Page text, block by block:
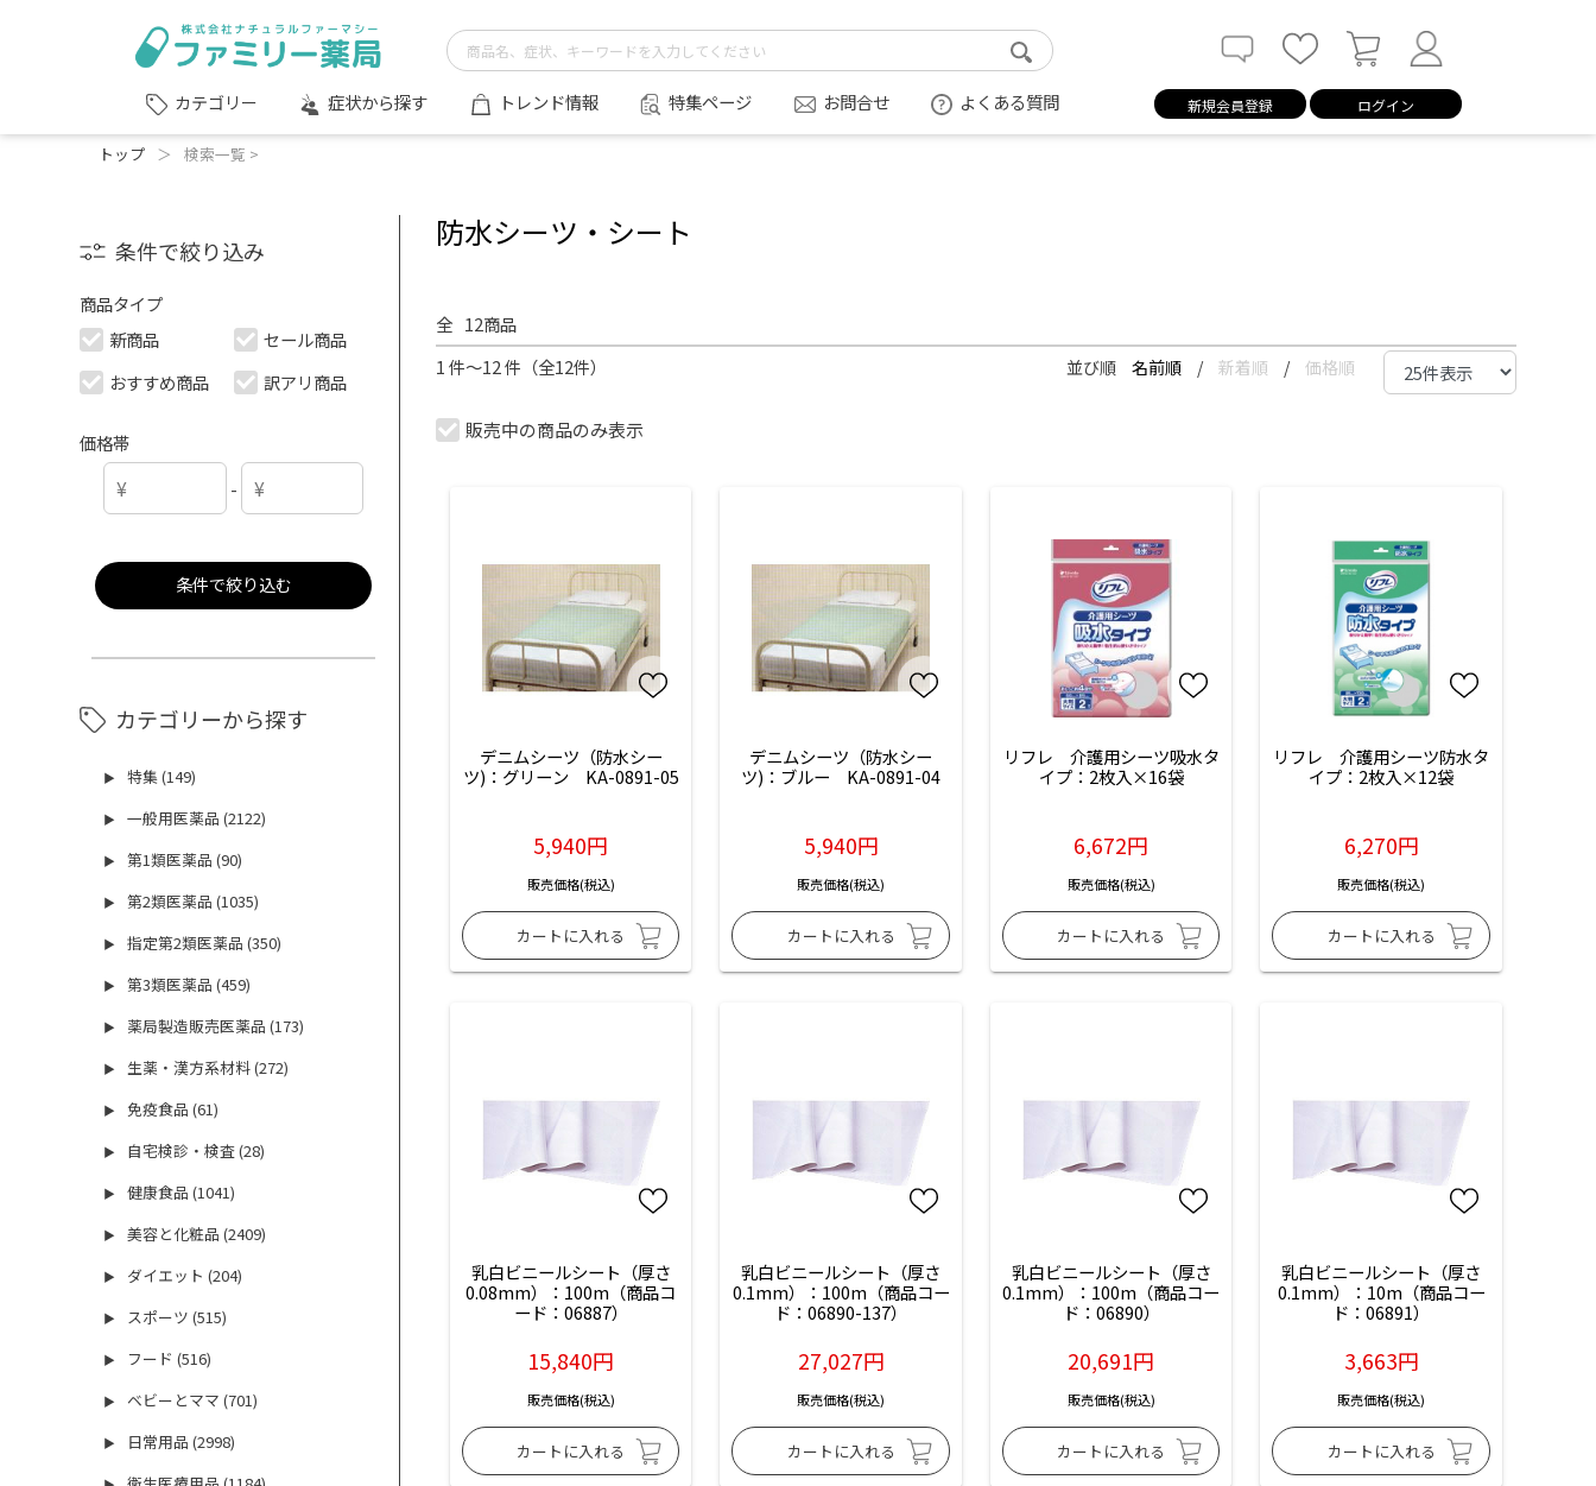
カテゴリー 症状から探す トレンド情報 特集ページ お問合せ よくある質問 新規会員登録 ログイン
トップ ＞ 検索一覧 >
条件で絞り込み
商品タイプ
新商品
セール商品
おすすめ商品
訳アリ商品
価格帯
-
条件で絞り込む
カテゴリーから探す
▶ 特集 (149)
▶ 一般用医薬品 (2122)
▶ 第1類医薬品 (90)
▶ 第2類医薬品 (1035)
▶ 指定第2類医薬品 (350)
▶ 第3類医薬品 (459)
▶ 薬局製造販売医薬品 (173)
▶ 生薬・漢方系材料 (272)
▶ 免疫食品 (61)
▶ 自宅検診・検査 (28)
▶ 健康食品 (1041)
▶ 美容と化粧品 (2409)
▶ ダイエット (204)
▶ スポーツ (515)
▶ フード (516)
▶ ベビーとママ (701)
▶ 日常用品 (2998)
防水シーツ・シート
全 12商品
1 件～12 件（全12件）
並び順 名前順 / 新着順 / 価格順
販売中の商品のみ表示
デニムシーツ（防水シー
ツ)：グリーン　KA-0891-05
5,940円
販売価格(税込)
デニムシーツ（防水シー
ツ)：ブルー　KA-0891-04
5,940円
販売価格(税込)
リフレ　介護用シーツ吸水タ
イプ：2枚入×16袋
6,672円
販売価格(税込)
リフレ　介護用シーツ防水タ
イプ：2枚入×12袋
6,270円
販売価格(税込)
乳白ビニールシート（厚さ
0.08mm）：100m（商品コ
ード：06887）
15,840円
販売価格(税込)
乳白ビニールシート（厚さ
0.1mm）：100m（商品コー
ド：06890-137）
27,027円
販売価格(税込)
乳白ビニールシート（厚さ
0.1mm）：100m（商品コー
ド：06890）
20,691円
販売価格(税込)
乳白ビニールシート（厚さ
0.1mm）：10m（商品コー
ド：06891）
3,663円
販売価格(税込)